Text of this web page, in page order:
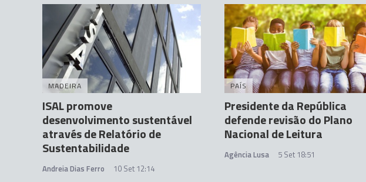
MADEIRA
ISAL promove
desenvolvimento sustentável
através de Relatório de
Sustentabilidade
Andreia Dias Ferro 10 Set 12:14
PAÍS
Presidente da República
defende revisão do Plano
Nacional de Leitura
Agência Lusa 5 Set 18:51